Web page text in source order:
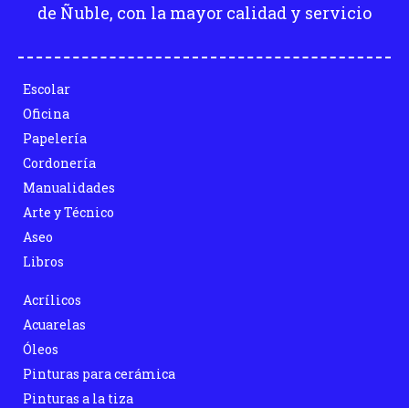
de Ñuble, con la mayor calidad y servicio
Escolar
Oficina
Papelería
Cordonería
Manualidades
Arte y Técnico
Aseo
Libros
Acrílicos
Acuarelas
Óleos
Pinturas para cerámica
Pinturas a la tiza